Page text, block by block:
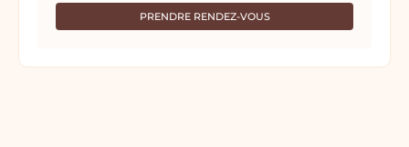
PRENDRE RENDEZ-VOUS